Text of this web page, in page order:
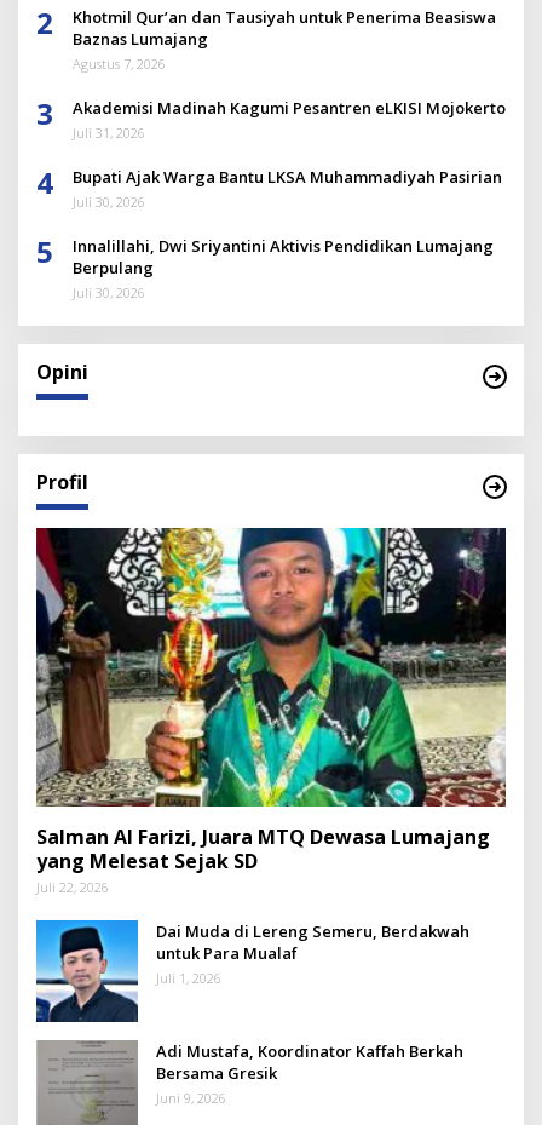
2
Khotmil Qur’an dan Tausiyah untuk Penerima Beasiswa
Baznas Lumajang
Agustus 7, 2026
3 Akademisi Madinah Kagumi Pesantren eLKISI Mojokerto
Juli 31, 2026
4 Bupati Ajak Warga Bantu LKSA Muhammadiyah Pasirian
Juli 30, 2026
5
Innalillahi, Dwi Sriyantini Aktivis Pendidikan Lumajang
Berpulang
Juli 30, 2026
Opini
Profil
Salman Al Farizi, Juara MTQ Dewasa Lumajang
yang Melesat Sejak SD
Juli 22, 2026
Dai Muda di Lereng Semeru, Berdakwah
untuk Para Mualaf
Juli 1, 2026
Adi Mustafa, Koordinator Kaffah Berkah
Bersama Gresik
Juni 9, 2026